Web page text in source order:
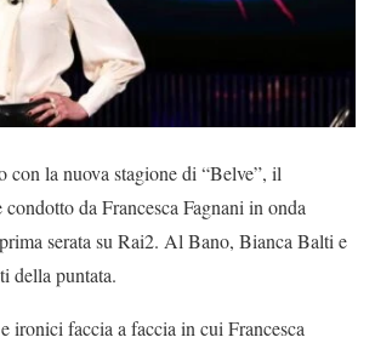
con la nuova stagione di “Belve”, il
da Francesca Fagnani in onda
serata su Rai2. Al Bano, Bianca Balti e
della puntata.
ironici faccia a faccia in cui Francesca